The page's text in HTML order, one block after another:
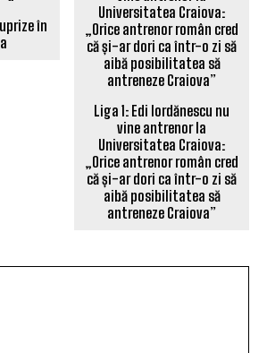
în
Liga 1: Edi Iordănescu nu
vine antrenor la
Universitatea Craiova:
„Orice antrenor român cred
că și-ar dori ca într-o zi să
aibă posibilitatea să
antreneze Craiova”